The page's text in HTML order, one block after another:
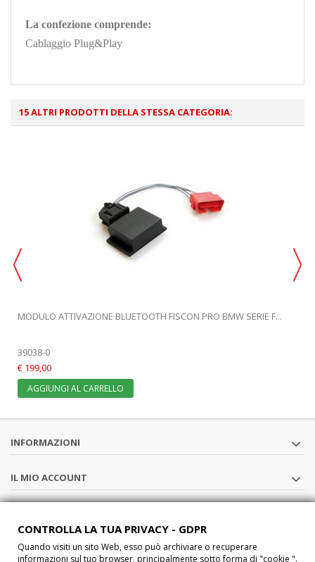
La confezione comprende:
Cablaggio Plug&Play
15 ALTRI PRODOTTI DELLA STESSA CATEGORIA:
MODULO ATTIVAZIONE BLUETOOTH FISCON PRO BMW SERIE F...
39038-0
€ 199,00
AGGIUNGI AL CARRELLO
INFORMAZIONI
IL MIO ACCOUNT
CHI SIAMO
CONTROLLA LA TUA PRIVACY - GDPR
Quando visiti un sito Web, esso può archiviare o recuperare
informazioni sul tuo browser, principalmente sotto forma di "cookie ".